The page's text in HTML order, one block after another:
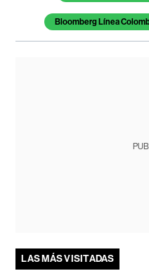
Bloomberg Línea
LAS MÁS VISITADAS